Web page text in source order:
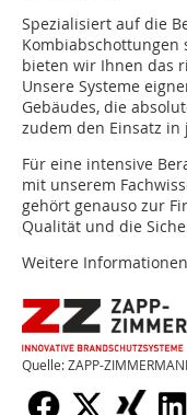
Spezialisiert auf die
Kombiabschottungen
bieten wir Ihnen das
Unsere Systeme
Gebäudes, die
zudem den Einsatz in
Für eine intensive
mit unserem
gehört genauso zur
Qualität und die
Weitere
Quelle: ZAPP-